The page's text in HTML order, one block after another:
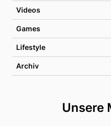
Videos
Games
Lifestyle
Archiv
Unsere